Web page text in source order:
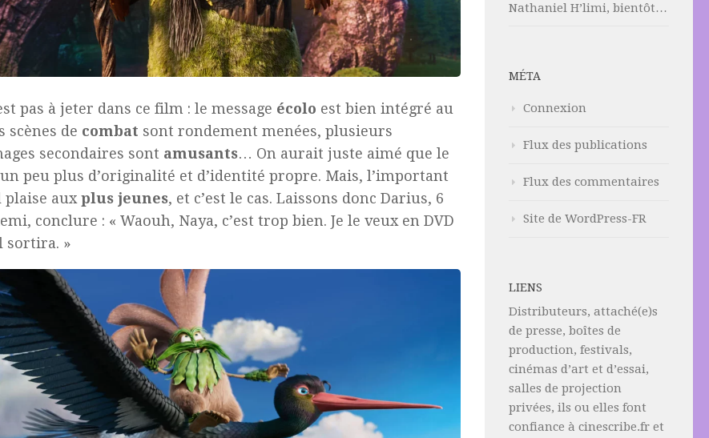
pas à jeter dans ce film : le message écolo est bien intégré au
scènes de combat sont rondement menées, plusieurs
secondaires sont amusants… On aurait juste aimé que le
peu plus d’originalité et d’identité propre. Mais, l’important
plaise aux plus jeunes, et c’est le cas. Laissons donc Darius, 6
conclure : « Waouh, Naya, c’est trop bien. Je le veux en DVD
sortira. »
Nathaniel H’limi, bientôt…
MÉTA
Connexion
Flux des publications
Flux des commentaires
Site de WordPress-FR
LIENS
Distributeurs, attaché(e)s
de presse, boîtes de
production, festivals,
cinémas d’art et d’essai,
salles de projection
privées, ils ou elles font
confiance à cinescribe.fr et